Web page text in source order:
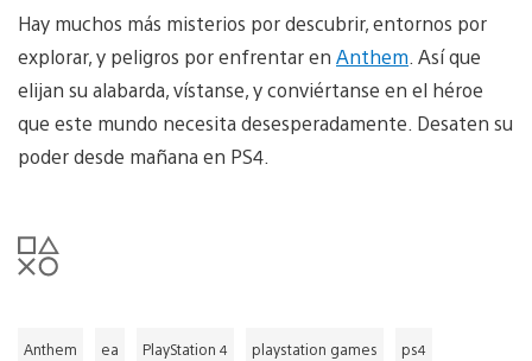
Hay muchos más misterios por descubrir, entornos por
explorar, y peligros por enfrentar en Anthem . Así que
elijan su alabarda, vístanse, y conviértanse en el héroe
que este mundo necesita desesperadamente. Desaten su
poder desde mañana en PS4.
Anthem ea PlayStation 4 playstation games ps4